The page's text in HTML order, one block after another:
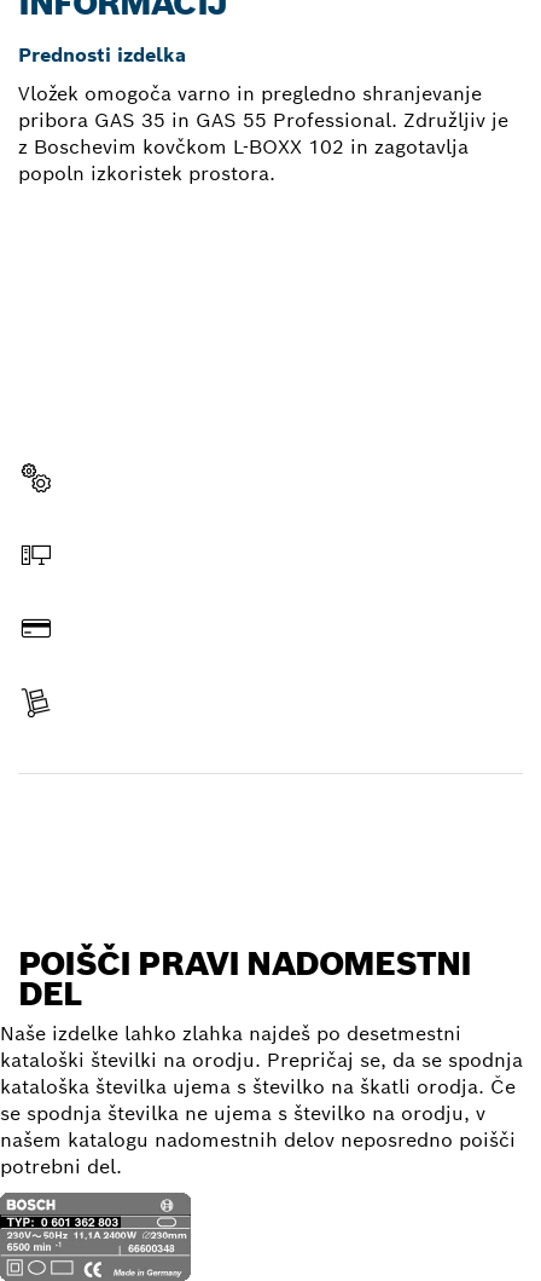
Prednosti izdelka
Vložek omogoča varno in pregledno shranjevanje
pribora GAS 35 in GAS 55 Professional. Združljiv je
z Boschevim kovčkom L-BOXX 102 in zagotavlja
popoln izkoristek prostora.
POIŠČI PRAVI NADOMESTNI
DEL
Naše izdelke lahko zlahka najdeš po desetmestni
kataloški številki na orodju. Prepričaj se, da se spodnja
kataloška številka ujema s številko na škatli orodja. Če
se spodnja številka ne ujema s številko na orodju, v
našem katalogu nadomestnih delov neposredno poišči
potrebni del.